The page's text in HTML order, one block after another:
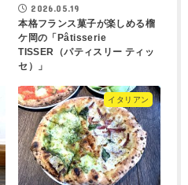
2026.05.19
本格フランス菓子が楽しめる榴
ケ岡の「Pâtisserie
TISSER（パティスリー ティッ
セ）」
イタリアン